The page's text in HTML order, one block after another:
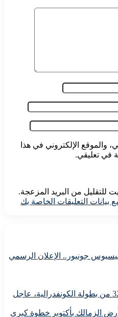
والموقع الإلكتروني في هذا
في تعليقي.
للتقليل من البريد المزعجة.
بيانات التعليقات الخاصة بك
جونيور.. الإعلان الرسمي